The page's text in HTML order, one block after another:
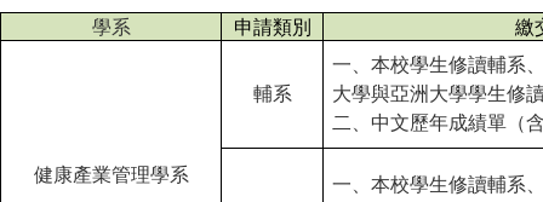
學系 申請類別 繳
健康產業管理學系
輔系
一、本校學生修讀輔系
大學與亞洲大學學生修
二、中文歷年成績單（
一、本校學生修讀輔系